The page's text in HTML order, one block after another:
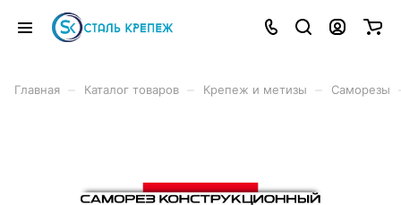
Главная Каталог товаров Крепеж и метизы Саморезы